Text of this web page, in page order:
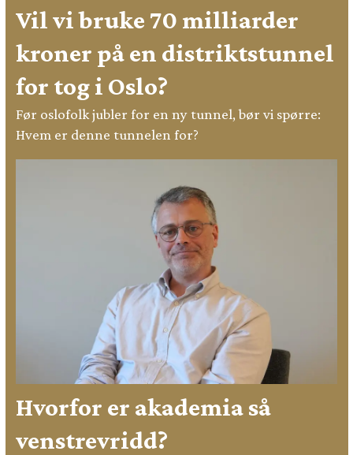
Vil vi bruke 70 milliarder
kroner på en distriktstunnel
for tog i Oslo?
Før oslofolk jubler for en ny tunnel, bør vi spørre:
Hvem er denne tunnelen for?
Hvorfor er akademia så
venstrevridd?